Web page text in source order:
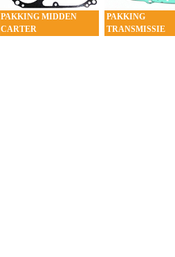
PAKKING MIDDEN
CARTER
PAKKING
TRANSMISSIE